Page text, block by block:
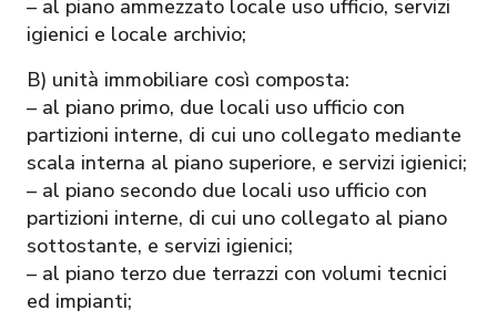
– al piano ammezzato locale uso ufficio, servizi
igienici e locale archivio;
B) unità immobiliare così composta:
– al piano primo, due locali uso ufficio con
partizioni interne, di cui uno collegato mediante
scala interna al piano superiore, e servizi igienici;
– al piano secondo due locali uso ufficio con
partizioni interne, di cui uno collegato al piano
sottostante, e servizi igienici;
– al piano terzo due terrazzi con volumi tecnici
ed impianti;